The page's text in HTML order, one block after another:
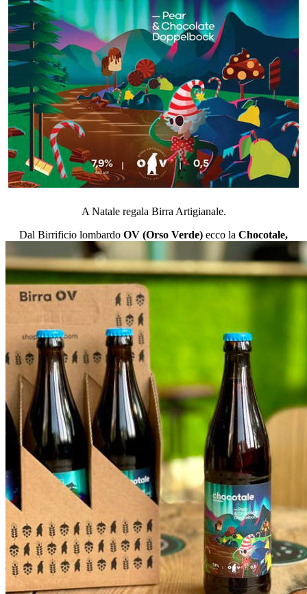
A Natale regala Birra Artigianale.
Dal Birrificio lombardo OV (Orso Verde) ecco la Chocotale,